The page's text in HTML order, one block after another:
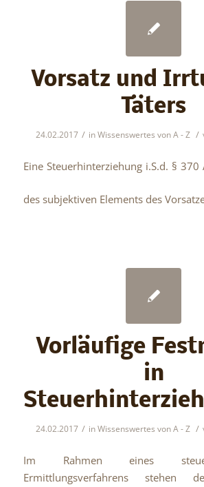
Vorsatz und
Täters
24.02.2017 / inWissenswertes von A - Z /
Eine Steuerhinterziehung i.S.d. §
des subjektiven Elements des
Vorläufige
in
24.02.2017 / inWissenswertes von A - Z /
Im Rahmen eines
Ermittlungsverfahrens stehen